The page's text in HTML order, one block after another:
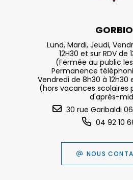
GORBIO
Lund, Mardi, Jeudi,
12H30 et sur RDV de
(Fermée au public
Permanence
Vendredi de 8h30 à 12h30
(hors vacances scolaires
d'après-
30 rue Garibaldi
04 92 10
NOUS